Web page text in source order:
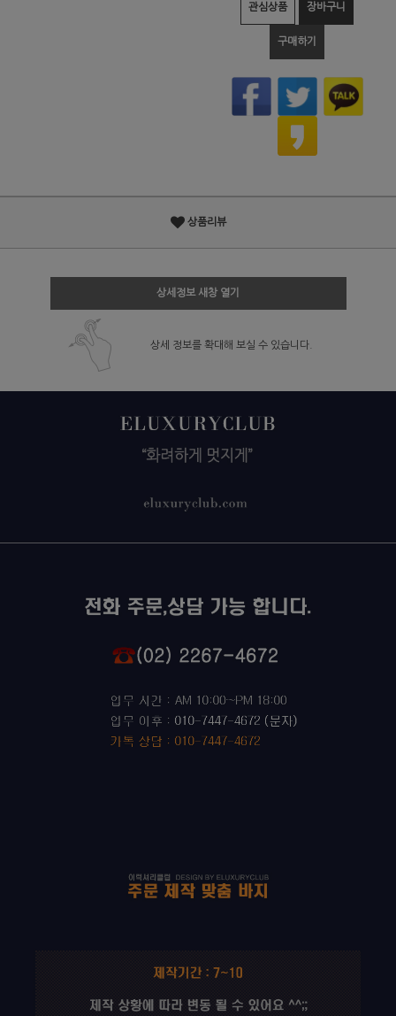
관심상품 장바구니
구매하기
상품리뷰
상세정보 새창 열기
상세 정보를 확대해 보실 수 있습니다.